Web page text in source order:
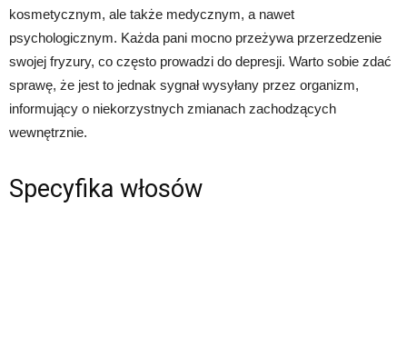
kosmetycznym, ale także medycznym, a nawet
psychologicznym. Każda pani mocno przeżywa przerzedzenie
swojej fryzury, co często prowadzi do depresji. Warto sobie zdać
sprawę, że jest to jednak sygnał wysyłany przez organizm,
informujący o niekorzystnych zmianach zachodzących
wewnętrznie.
Specyfika włosów